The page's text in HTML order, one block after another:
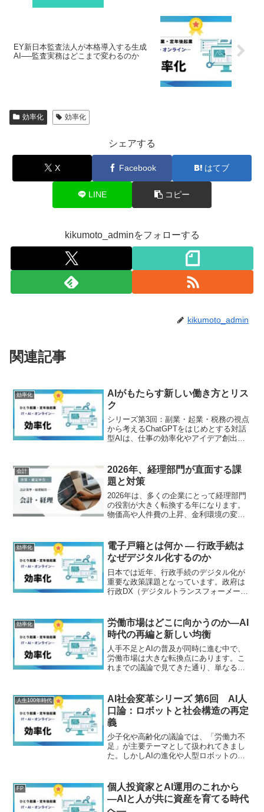
EY新日本監査法人が本格導入する生成
AI──監査実務はどこまで変わるのか
効率化 効率化
シェアする
X Facebook はてブ
LINE コピー
kikumoto_adminをフォローする
kikumoto_admin
関連記事
効率化
AIがもたらす新しい働き方とリス
ク
シリーズ第3回：副業・起業・税務の視点
から考えるChatGPTをはじめとする対話
型AIは、仕事の効率化やアイデア創出の
が、思わぬリスクを伴うことも見逃せま
せん。特に副業...
会計
2026年、経理部門が直面する課
題と対策
2026年は、多くの企業にとって経理部門
の役割が大きく転換する年になります。
物価高や人件費の上昇、金利環境の変化
めです。従来のように正確な記帳と申告
を中心とした業務運営...
効率化
電子戸籍とは何か ― 行政手続は
なぜデジタル化するのか
日本では近年、行政手続のデジタル化が
重要な政策課題となっています。政府は
行政DX（デジタルトランスフォーメーシ
みの整備を進めています。その中で注目
されている制度の一つが...
効率化
労働市場はどこに向かうのか―AI
時代の再編と新しい均衡
人手不足とAIの普及が同時に進む中で、
労働市場は大きな転換点にあります。こ
れまでの議論で見てきた通り、単なる人
稿では、これまでの論点を踏まえ、労働
市場がどの方向に向かうの...
人生100年時代
AI社会変革シリーズ 第6回 AI人
口論：ロボットと社会構造の再定
義
少子化や高齢化の議論では、「労働力不
足」が主要テーマとして扱われてきまし
た。しかしAIの進化や人型ロボットの普
人間以外の“新しい人口”——つまりロボッ
ト・AIエージェン...
FP
個人投資家とAI運用のこれから
―AIと人が共に資産を育てる時代